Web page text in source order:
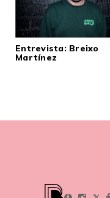
Entrevista: Breixo
Martínez